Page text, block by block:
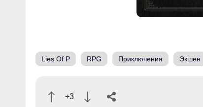
Lies Of P RPG Приключения Экшен
+3